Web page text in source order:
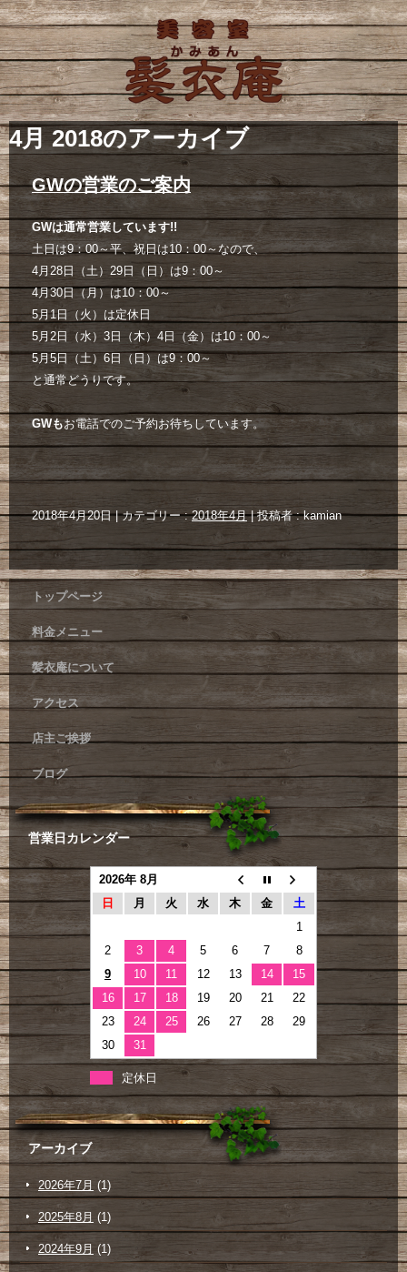
4月 2018のアーカイブ
GWの営業のご案内
GWは通常営業しています!!
土日は9：00～平、祝日は10：00～なので、
4月28日（土）29日（日）は9：00～
4月30日（月）は10：00～
5月1日（火）は定休日
5月2日（水）3日（木）4日（金）は10：00～
5月5日（土）6日（日）は9：00～
と通常どうりです。
GWもお電話でのご予約お待ちしています。
2018年4月20日 |カテゴリー :2018年4月 |投稿者 : kamian
トップページ
料金メニュー
髪衣庵について
アクセス
店主ご挨拶
ブログ
営業日カレンダー
2026年 8月
日
月 火 水 木 金
土
1
2
3 4 5 6 7
8
9
10 11 12 13 14
15
16
17 18 19 20 21
22
23
24 25 26 27 28
29
30
31
定休日
アーカイブ
2026年7月 (1)
2025年8月 (1)
2024年9月 (1)